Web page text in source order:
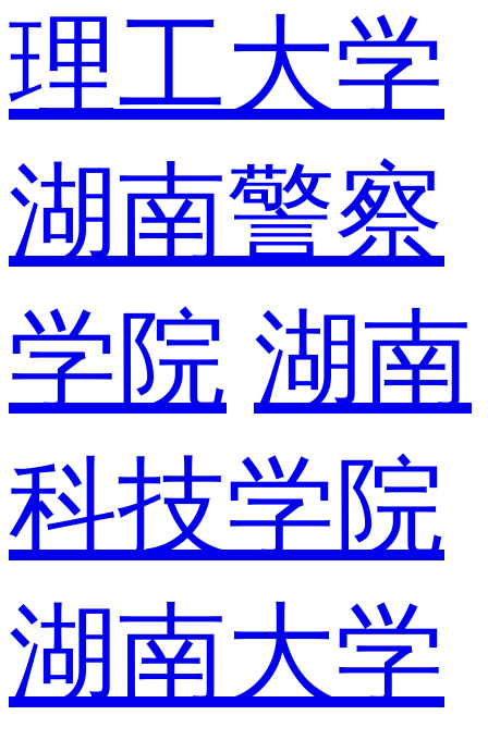
理工大学
湖南警察
学院 湖南
科技学院
湖南大学